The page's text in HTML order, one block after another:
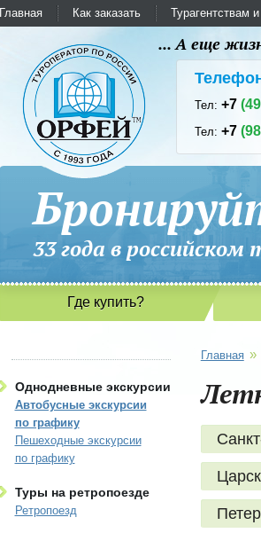
Главная Как заказать Турагентствам
... А еще
Тел:+7
Тел:+7
33 года в
Где купить?
Однодневные экскурсии
Автобусные экскурсии
по графику
Пешеходные экскурсии
по графику
Туры на ретропоезде
Ретропоезд
Главная »